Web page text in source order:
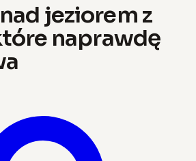
jeziorem z
naprawdę